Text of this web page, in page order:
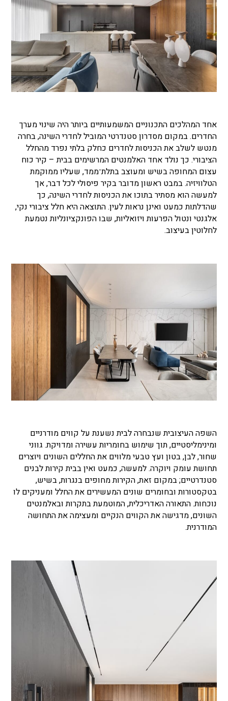
אחד המהלכים התכנוניים המשמעותיים ביותר היה שינוי מערך
החדרים. במקום מסדרון סטנדרטי המוביל לחדרי השינה, בחרה
מנטש לשלב את הכניסות לחדרים כחלק בלתי נפרד מהחלל
הציבורי. כך נולד אחד האלמנטים המרשימים בבית – קיר כוח
עצום המחופה בשיש ומעוצב בתלת־ממד, שעליו ממוקמת
הטלוויזיה. במבט ראשון מדובר בקיר פיסולי לכל דבר, אך
למעשה הוא מסתיר בתוכו את הכניסות לחדרי השינה, כך
שהדלתות כמעט ואינן נראות לעין. התוצאה היא חלל ציבורי נקי,
אלגנטי ונטול הפרעות ויזואליות, שבו הפונקציונליות נטמעת
לחלוטין בעיצוב.
השפה העיצובית שנבחרה לבית נשענת על קווים מודרניים
ומינימליסטיים, תוך שימוש בחומריות עשירה ומדויקת. גווני
שחור, לבן, בטון ועץ טבעי מלווים את החללים השונים ויוצרים
תחושת עומק ויוקרה. למעשה, כמעט ואין בבית קירות לבנים
סטנדרטיים; במקום זאת, הקירות מחופים בנגרות, בשיש,
בטקסטורות ובחומרים שונים המעשירים את החלל ומעניקים לו
נוכחות. התאורה האדריכלית, המוטמעת בתקרות ובאלמנטים
השונים, מדגישה את הקווים הנקיים ומעצימה את התחושה
המודרנית.